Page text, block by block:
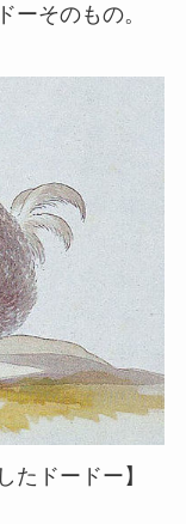
ーそのもの。
たドードー】